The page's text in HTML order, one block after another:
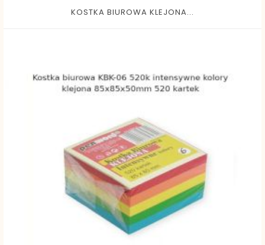
KOSTKA BIUROWA KLEJONA...